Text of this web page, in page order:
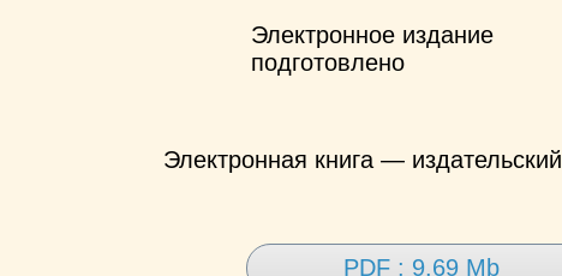
Электронное издание
подготовлено
Электронная книга — издательский
PDF : 9.69 Mb